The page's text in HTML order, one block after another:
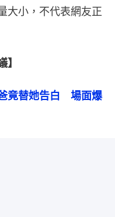
大小，不代表網友正
】
竟替她告白　場面爆